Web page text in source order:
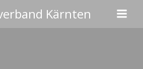
InhaltKärnten